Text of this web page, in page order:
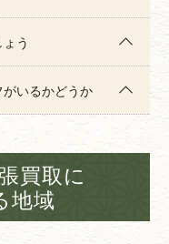
う
いるかどうか
買取に
地域